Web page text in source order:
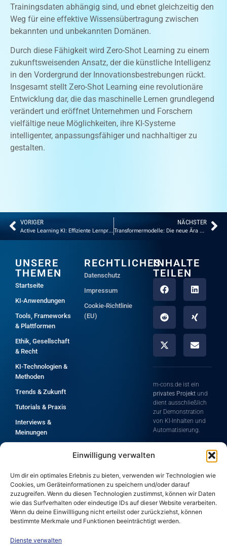
Einwilligung verwalten
Um dir ein optimales Erlebnis zu bieten, verwenden wir Technologien wie
Cookies, um Geräteinformationen zu speichern und/oder darauf
zuzugreifen. Wenn du diesen Technologien zustimmst, können wir Daten
wie das Surfverhalten oder eindeutige IDs auf dieser Website verarbeiten.
Wenn du deine Einwillligung nicht erteilst oder zurückziehst, können
bestimmte Merkmale und Funktionen beeinträchtigt werden.
Dienste verwalten
Trainingsdaten abhängig sind, und ebnet gleichzeitig den
Weg für eine effektive Wissensübertragung zwischen
bekannten und unbekannten Domänen.
Durch diese Fähigkeit wird Zero-Shot Learning zu einem
zukunftsweisenden Ansatz, der die künstliche Intelligenz
in den Vordergrund der Innovationsbestrebungen rückt.
Insgesamt stellt Zero-Shot Learning eine revolutionäre
Entwicklung dar, die das maschinelle Lernen grundlegend
verändert und eröffnet Unternehmen und Forschern
vielfältige neue Möglichkeiten, ihre KI-Systeme
intelligenter, anpassungsfähiger und nachhaltiger zu
gestalten.
VORIGER
Active Learning KI: Effiziente Lernprozesse und gezielte Datenauswahl
NÄCHSTER
Transformermodelle: Die neue Ära des maschinellen Lernens
UNSERE
THEMEN
Startseite
KI-Anwendungen
Tools, Frameworks
& Plattformen
Ethik, Gesellschaft
& Recht
KI-Technologien &
Methoden
Trends & Zukunft
Tutorials & Praxis
Interviews &
Meinungen
Alle Artikel A-Z
RECHTLICHES
Datenschutz
Impressum
Cookie-Richtlinie
(EU)
INHALTE
TEILEN
m-cons.de ist ein
privates Projekt und
dient ausschließlich
zur Demonstration
von KI-Inhalten und
Automatisierung.
Möglichkeiten
Technologien rund
um Künstliche
Intelligenz und
Automatisierung.
Für die Korrektheit,
Vollständigkeit und